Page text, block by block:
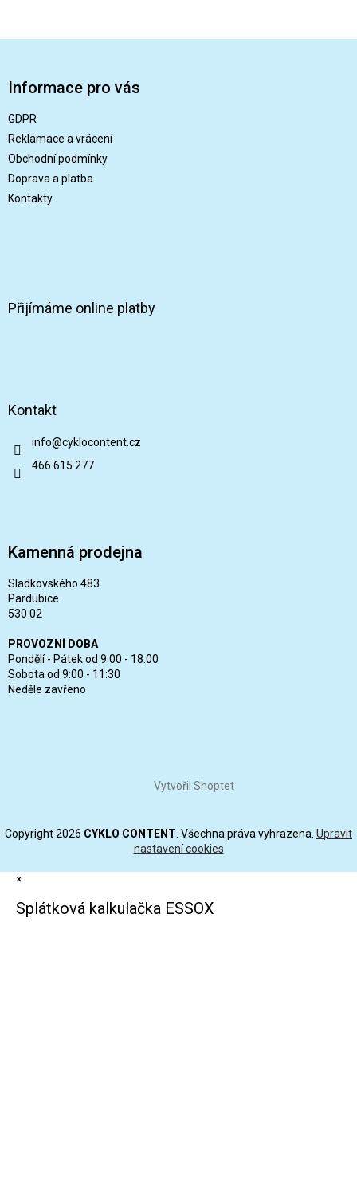
Informace pro vás
GDPR
Reklamace a vrácení
Obchodní podmínky
Doprava a platba
Kontakty
Přijímáme online platby
Kontakt
info@cyklocontent.cz
466 615 277
Kamenná prodejna
Sladkovského 483
Pardubice
530 02
PROVOZNÍ DOBA
Pondělí - Pátek od 9:00 - 18:00
Sobota od 9:00 - 11:30
Neděle zavřeno
Vytvořil Shoptet
Copyright 2026 CYKLO CONTENT . Všechna práva vyhrazena. Upravit
nastavení cookies
×
Splátková kalkulačka ESSOX